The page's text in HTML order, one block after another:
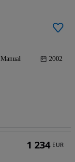
Manual 2002
1 234 EUR